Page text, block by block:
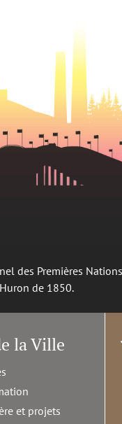
des Premières
de 1850.
la Ville
et projets